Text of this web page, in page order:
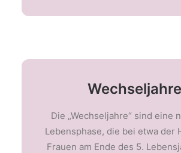
Wechseljahre
Die „Wechseljahre“ sind eine
Lebensphase, die bei etwa der
Frauen am Ende des 5.